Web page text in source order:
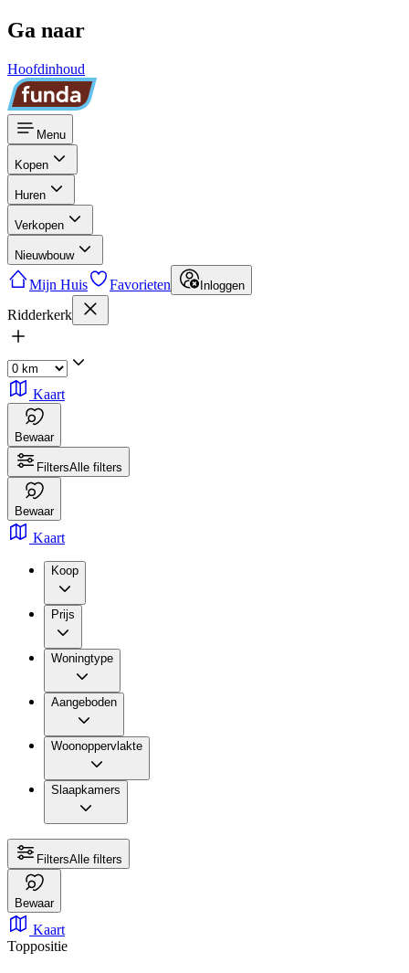
Ga naar
Hoofdinhoud
Menu
Kopen
Huren
Verkopen
Nieuwbouw
Mijn Huis Favorieten Inloggen
Ridderkerk
Kaart
Bewaar
FiltersAlle filters
Bewaar
Kaart
Koop
Prijs
Woningtype
Aangeboden
Woonoppervlakte
Slaapkamers
FiltersAlle filters
Bewaar
Kaart
Toppositie